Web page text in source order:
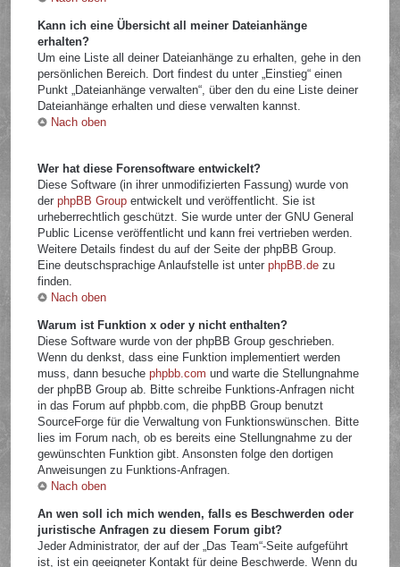
Kann ich eine Übersicht all meiner Dateianhänge
erhalten?
Um eine Liste all deiner Dateianhänge zu erhalten, gehe in den
persönlichen Bereich. Dort findest du unter „Einstieg“ einen
Punkt „Dateianhänge verwalten“, über den du eine Liste deiner
Dateianhänge erhalten und diese verwalten kannst.
Nach oben
Wer hat diese Forensoftware entwickelt?
Diese Software (in ihrer unmodifizierten Fassung) wurde von
derphpBB Group entwickelt und veröffentlicht. Sie ist
urheberrechtlich geschützt. Sie wurde unter der GNU General
Public License veröffentlicht und kann frei vertrieben werden.
Weitere Details findest du auf der Seite der phpBB Group.
Eine deutschsprachige Anlaufstelle ist unterphpBB.de zu
finden.
Nach oben
Warum ist Funktion x oder y nicht enthalten?
Diese Software wurde von der phpBB Group geschrieben.
Wenn du denkst, dass eine Funktion implementiert werden
muss, dann besuchephpbb.com und warte die Stellungnahme
der phpBB Group ab. Bitte schreibe Funktions-Anfragen nicht
in das Forum auf phpbb.com, die phpBB Group benutzt
SourceForge für die Verwaltung von Funktionswünschen. Bitte
lies im Forum nach, ob es bereits eine Stellungnahme zu der
gewünschten Funktion gibt. Ansonsten folge den dortigen
Anweisungen zu Funktions-Anfragen.
Nach oben
An wen soll ich mich wenden, falls es Beschwerden oder
juristische Anfragen zu diesem Forum gibt?
Jeder Administrator, der auf der „Das Team“-Seite aufgeführt
ist, ist ein geeigneter Kontakt für deine Beschwerde. Wenn du